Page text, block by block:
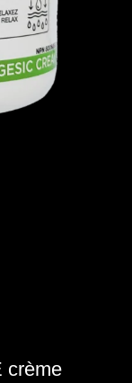
crème